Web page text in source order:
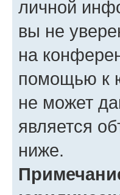
личной
вы не
на
помощью к
не может
является
ниже.